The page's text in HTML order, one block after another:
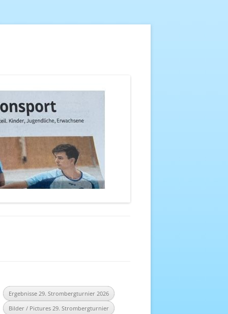
Ergebnisse 29. Strombergturnier 2026
Bilder / Pictures 29. Strombergturnier